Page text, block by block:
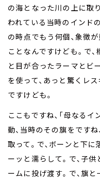
の海となった川の上に取
われている当時のインド
の時点でもう何個、象徴
ことなんですけども。で
と目が合ったラーマとビ
を使って、あっと驚くレ
ですけども。
ここもですね、「母なる
動、当時のその旗をです
取って。で、ボーンと下
ーッと濡らして。で、子
ームに投げ渡す。で、旗